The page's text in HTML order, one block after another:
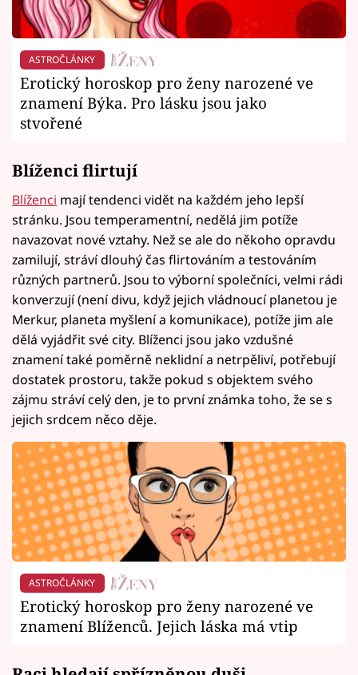
ASTROČLÁNKY
Erotický horoskop pro ženy narozené ve
znamení Býka. Pro lásku jsou jako
stvořené
Blíženci flirtují
Blíženci mají tendenci vidět na každém jeho lepší
stránku. Jsou temperamentní, nedělá jim potíže
navazovat nové vztahy. Než se ale do někoho opravdu
zamilují, stráví dlouhý čas flirtováním a testováním
různých partnerů. Jsou to výborní společníci, velmi rádi
konverzují (není divu, když jejich vládnoucí planetou je
Merkur, planeta myšlení a komunikace), potíže jim ale
dělá vyjádřit své city. Blíženci jsou jako vzdušné
znamení také poměrně neklidní a netrpěliví, potřebují
dostatek prostoru, takže pokud s objektem svého
zájmu stráví celý den, je to první známka toho, že se s
jejich srdcem něco děje.
ASTROČLÁNKY
Erotický horoskop pro ženy narozené ve
znamení Blíženců. Jejich láska má vtip